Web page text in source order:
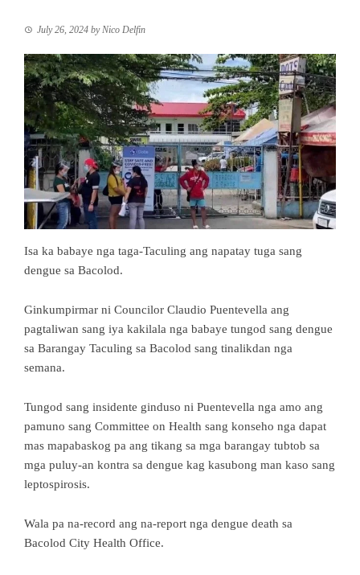
July 26, 2024 by Nico Delfin
Isa ka babaye nga taga-Taculing ang napatay tuga sang
dengue sa Bacolod.
Ginkumpirmar ni Councilor Claudio Puentevella ang
pagtaliwan sang iya kakilala nga babaye tungod sang dengue
sa Barangay Taculing sa Bacolod sang tinalikdan nga
semana.
Tungod sang insidente ginduso ni Puentevella nga amo ang
pamuno sang Committee on Health sang konseho nga dapat
mas mapabaskog pa ang tikang sa mga barangay tubtob sa
mga puluy-an kontra sa dengue kag kasubong man kaso sang
leptospirosis.
Wala pa na-record ang na-report nga dengue death sa
Bacolod City Health Office.